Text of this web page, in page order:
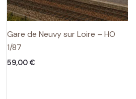
Gare de Neuvy sur Loire – HO
1/87
59,00 €